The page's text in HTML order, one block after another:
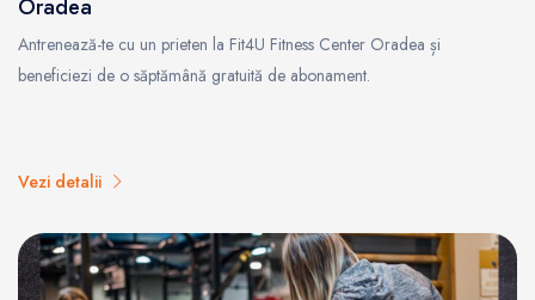
Oradea
Antrenează-te cu un prieten la Fit4U Fitness Center Oradea și
beneficiezi de o săptămână gratuită de abonament.
Vezi detalii